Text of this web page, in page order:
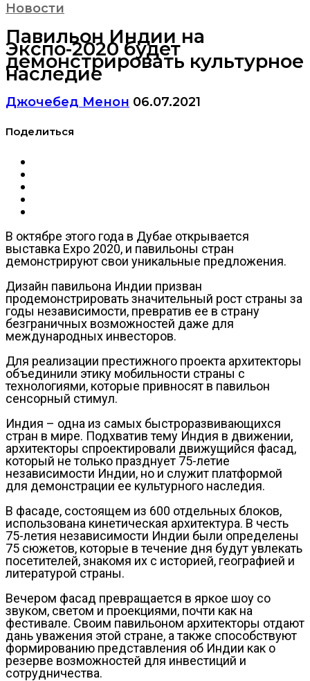
Новости
Павильон Индии на
Экспо-2020 будет
демонстрировать культурное
наследие
Джочебед Менон 06.07.2021
Поделиться
В октябре этого года в Дубае открывается
выставка Expo 2020, и павильоны стран
демонстрируют свои уникальные предложения.
Дизайн павильона Индии призван
продемонстрировать значительный рост страны за
годы независимости, превратив ее в страну
безграничных возможностей даже для
международных инвесторов.
Для реализации престижного проекта архитекторы
объединили этику мобильности страны с
технологиями, которые привносят в павильон
сенсорный стимул.
Индия – одна из самых быстроразвивающихся
стран в мире. Подхватив тему Индия в движении,
архитекторы спроектировали движущийся фасад,
который не только празднует 75-летие
независимости Индии, но и служит платформой
для демонстрации ее культурного наследия.
В фасаде, состоящем из 600 отдельных блоков,
использована кинетическая архитектура. В честь
75-летия независимости Индии были определены
75 сюжетов, которые в течение дня будут увлекать
посетителей, знакомя их с историей, географией и
литературой страны.
Вечером фасад превращается в яркое шоу со
звуком, светом и проекциями, почти как на
фестивале. Своим павильоном архитекторы отдают
дань уважения этой стране, а также способствуют
формированию представления об Индии как о
резерве возможностей для инвестиций и
сотрудничества.